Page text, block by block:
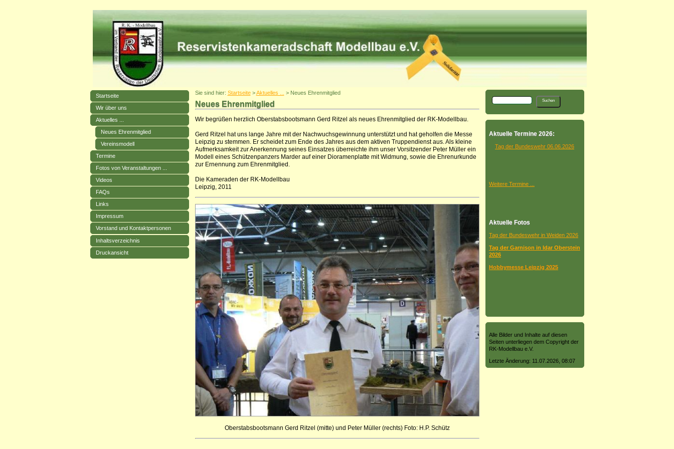
Startseite
Wir über uns
Aktuelles ...
Neues Ehrenmitglied
Vereinsmodell
Termine
Fotos von Veranstaltungen ...
Videos
FAQs
Links
Impressum
Vorstand und Kontaktpersonen
Inhaltsverzeichnis
Druckansicht
Sie sind hier: Startseite>Aktuelles ... > Neues Ehrenmitglied
Neues Ehrenmitglied
Wir begrüßen herzlich Oberstabsbootsmann Gerd Ritzel als neues Ehrenmitglied der RK-Modellbau.
Gerd Ritzel hat uns lange Jahre mit der Nachwuchsgewinnung unterstützt und hat geholfen die Messe
Leipzig zu stemmen. Er scheidet zum Ende des Jahres aus dem aktiven Truppendienst aus. Als kleine
Aufmerksamkeit zur Anerkennung seines Einsatzes überreichte ihm unser Vorsitzender Peter Müller ein
Modell eines Schützenpanzers Marder auf einer Dioramenplatte mit Widmung, sowie die Ehrenurkunde
zur Ernennung zum Ehrenmitglied.
Die Kameraden der RK-Modellbau
Leipzig, 2011
Oberstabsbootsmann Gerd Ritzel (mitte) und Peter Müller (rechts) Foto: H.P. Schütz
Aktuelle Termine 2026:
Tag der Bundeswehr 06.06.2026
Weitere Termine ...
Aktuelle Fotos
Tag der Bundeswehr in Weiden 2026
Tag der Garnison in Idar Oberstein
2026
Hobbymesse Leipzig 2025
Alle Bilder und Inhalte auf diesen
Seiten unterliegen dem Copyright der
RK-Modellbau e.V.
Letzte Änderung: 11.07.2026, 08:07